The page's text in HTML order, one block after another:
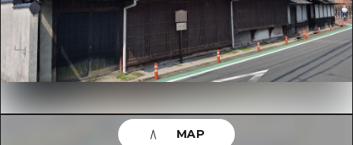
งานอีเว้นท์ / เทศกาล
อาหารรสเลิศ / สุรา
การปั่นจักรยาน
ช้อปปิ้ง
คู่มือ Dive! Hiroshima
ฮิโรชิม่า โมชิ โมชิ ทราเวล
บริเวณรอบเมืองฮิโรชิม่า
อากิ
บิงโก
รายการ
บริเวณรอบเมืองฮิโรชิม่า
อากิ
บิงโก
อีเว้นท์
ข้อมูลตามฤดูกาล
ข้อมูลที่เป็นประโยชน์
MAP